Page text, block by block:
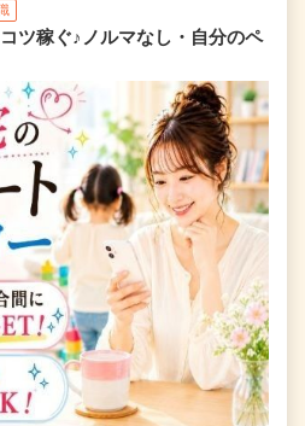
ツ稼ぐ♪ノルマなし・自分のペ